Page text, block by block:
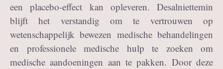
een placebo-effect kan opleveren. Desalniettemin
blijft het verstandig om te vertrouwen op
wetenschappelijk bewezen medische behandelingen
en professionele medische hulp te zoeken om
medische aandoeningen aan te pakken. Door deze